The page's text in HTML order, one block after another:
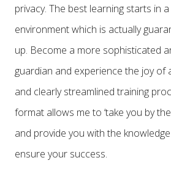
privacy. The best learning starts in
environment which is actually
up. Become a more sophisticated
guardian and experience the joy of
and clearly streamlined training
format allows me to ‘take you by
and provide you with the
ensure your success.